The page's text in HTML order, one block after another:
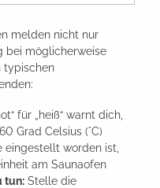
melden nicht nur
bei möglicherweise
typischen
für „heiß“ warnt dich,
Grad Celsius (°C)
eingestellt worden ist,
am Saunaofen
tun: Stelle die